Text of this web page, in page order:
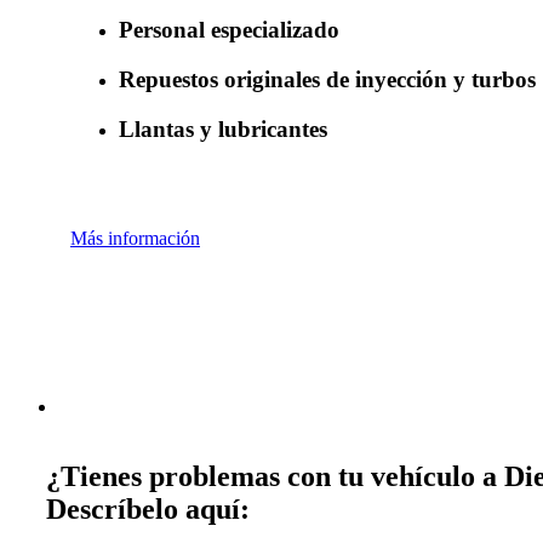
Personal especializado
Repuestos originales de inyección y turbos
Llantas y lubricantes
Más información
¿Tienes problemas con tu vehículo a
Descríbelo aquí: